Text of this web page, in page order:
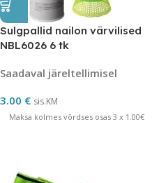
Sulgpallid nailon värvilised
NBL6026 6 tk
Saadaval järeltellimisel
3.00 € sis.KM
Maksa kolmes võrdses osas 3 x 1.00€